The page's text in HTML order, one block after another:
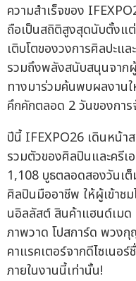
ความสำเร็จของ
ถือเป็นสถิติสูงสุดนับตั้งแ
เติบโตของวงการศิลปะ
รวมถึงพลังสนับสนุนจาก
ทางมาร่วมค้นพบผลงาน
คึกคักตลอด 2 วันของการ
ปีนี้ IFEXPO26 เดินหน้
รวมตัวของศิลปินและครีเ
1,108 บูธตลอดสองวันเ
ศิลปินมืออาชีพ ให้ผู้เข้าช
นอิลลัสต์ สินค้าแฮนด์เมด
ภาพวาด โปสการ์ด พวง
คาแรคเตอร์จากดีไซเนอ
ภายในงานนี้เท่านั้น!